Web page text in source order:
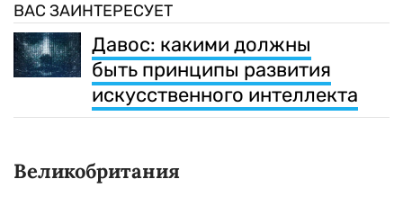
ВАС ЗАИНТЕРЕСУЕТ
Давос: какими должны
быть принципы развития
искусственного интеллекта
Великобритания